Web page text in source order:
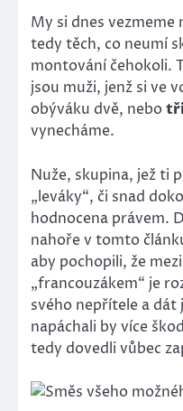
My si dnes
tedy těch, co neumí
montování čehokoli.
jsou muži, jenž si ve
obýváku dvě, nebo
vynecháme.
Nuže, skupina, jež ti
„leváky“, či snad
hodnocena právem.
nahoře v tomto
aby pochopili, že
„francouzákem“ je
svého nepřítele a
napáchali by více
tedy dovedli vůbec